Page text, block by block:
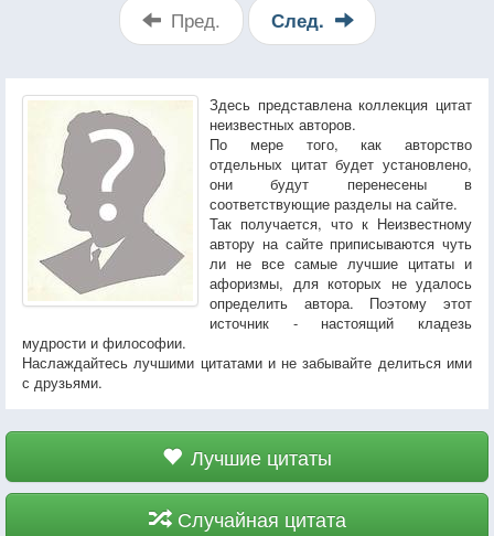
Пред. След.
Здесь представлена коллекция цитат
неизвестных авторов.
По мере того, как авторство
отдельных цитат будет установлено,
они будут перенесены в
соответствующие разделы на сайте.
Так получается, что к Неизвестному
автору на сайте приписываются чуть
ли не все самые лучшие цитаты и
афоризмы, для которых не удалось
определить автора. Поэтому этот
источник - настоящий кладезь
мудрости и философии.
Наслаждайтесь лучшими цитатами и не забывайте делиться ими
с друзьями.
Лучшие цитаты
Случайная цитата